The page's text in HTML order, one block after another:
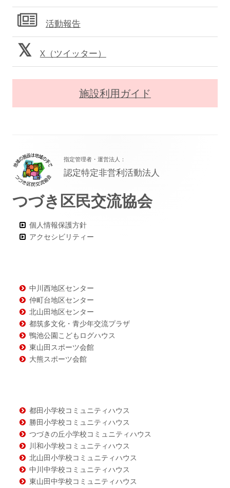
活動報告
X（ツイッター）
施設利用ガイド
ッ
タ
ー・
ン
ツ
指定管理者・運営法人：
認定特定非営利活動法人
つづき区民交流協会
個人情報保護方針
アクセシビリティー
中川西地区センター
仲町台地区センター
北山田地区センター
都筑多文化・青少年交流プラザ
鴨池公園こどもログハウス
東山田スポーツ会館
大熊スポーツ会館
都田小学校コミュニティハウス
勝田小学校コミュニティハウス
つづきの丘小学校コミュニティハウス
川和小学校コミュニティハウス
北山田小学校コミュニティハウス
中川中学校コミュニティハウス
東山田中学校コミュニティハウス